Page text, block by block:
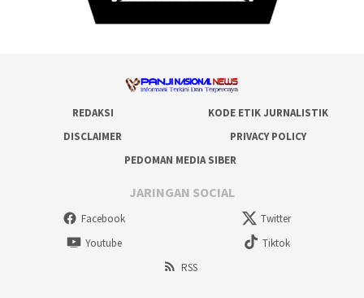
REDAKSI
KODE ETIK JURNALISTIK
DISCLAIMER
PRIVACY POLICY
PEDOMAN MEDIA SIBER
JARINGAN SOCIAL
Facebook
Twitter
Youtube
Tiktok
RSS